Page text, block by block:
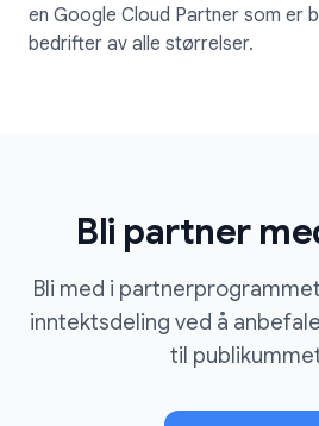
en Google Cloud Partner som er
bedrifter av alle størrelser.
Bli partner
Bli med i
inntektsdeling ved å
til